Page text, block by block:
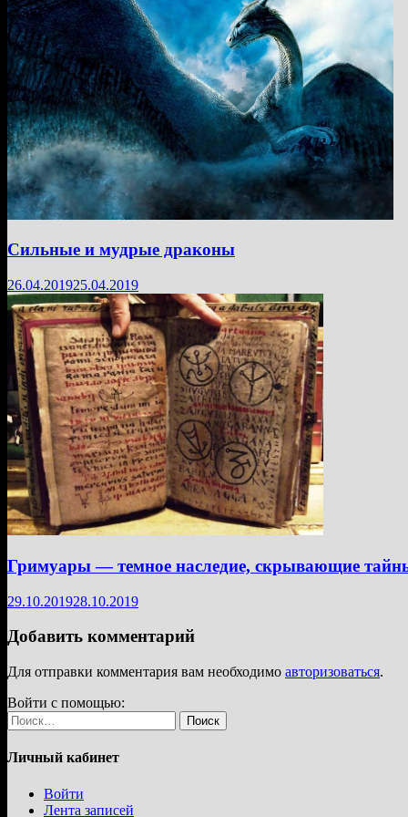
Сильные и мудрые драконы
26.04.201925.04.2019
Гримуары — темное наследие, скрывающие
29.10.201928.10.2019
Добавить комментарий
Для отправки комментария вам необходимо авторизоваться.
Войти с помощью:
Найти:
Личный кабинет
Войти
Лента записей